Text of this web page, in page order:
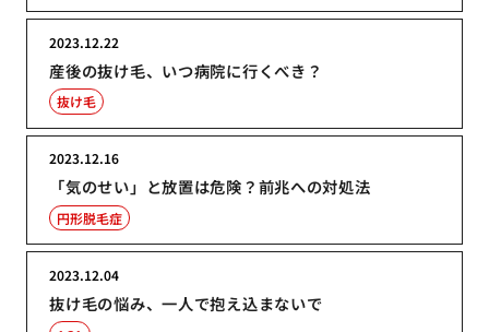
産後の抜け毛、いつ病院に行くべき？
2023.12.22
抜け毛
「気のせい」と放置は危険？前兆への対処法
2023.12.16
円形脱毛症
抜け毛の悩み、一人で抱え込まないで
2023.12.04